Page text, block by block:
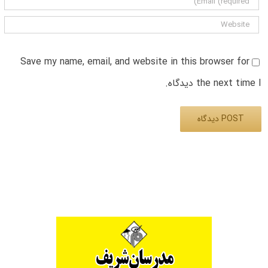
Save my name, email, and website in this browser for
the next time I دیدگاه.